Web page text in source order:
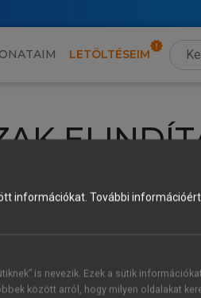
LETÖLTÉSEIM
iskolai azonosítóddal vagy
hozzáférésrevagy
vagy hozz
információkat. További
is nevezik. Ezek a sütik
között arról, hogy milyen oldalakat